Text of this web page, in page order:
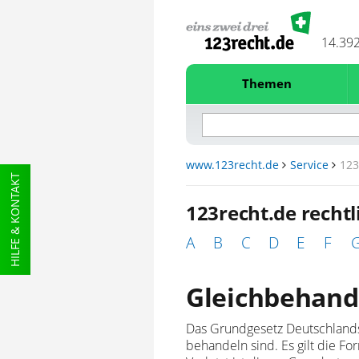
HILFE & KONTAKT
Themen
www.123recht.de Service
123recht.de
A B C D E F
Das Grundgesetz
behandeln sind. Es gilt die